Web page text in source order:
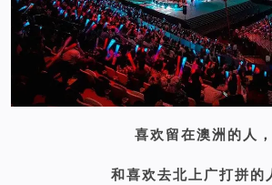
喜欢留在澳洲的人，
和喜欢去北上广打拼的